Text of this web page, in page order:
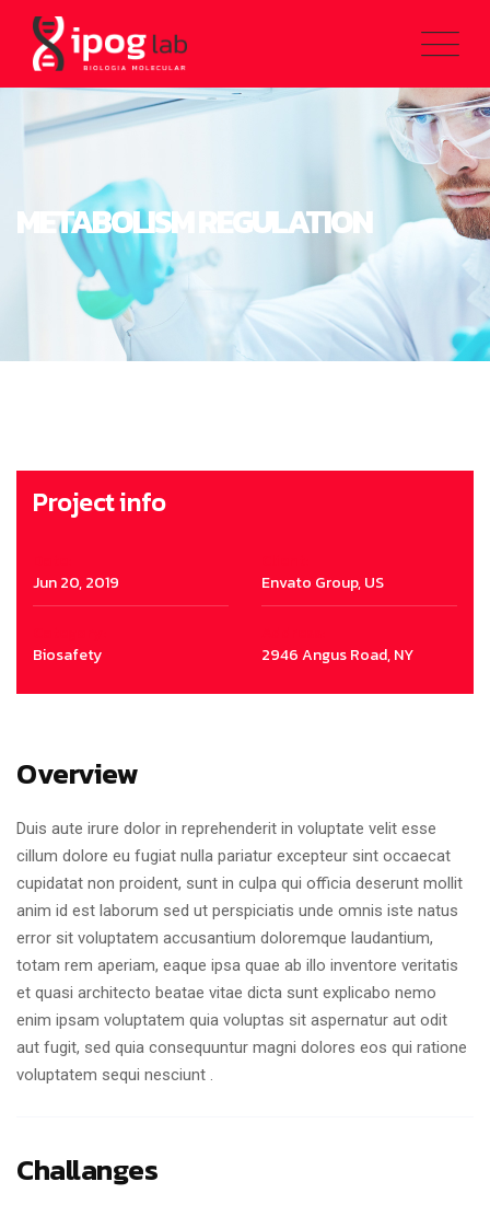
METABOLISM REGULATION
Project info
Jun 20, 2019
Envato Group, US
Biosafety
2946 Angus Road, NY
Overview
Duis aute irure dolor in reprehenderit in voluptate velit esse
cillum dolore eu fugiat nulla pariatur excepteur sint occaecat
cupidatat non proident, sunt in culpa qui officia deserunt mollit
anim id est laborum sed ut perspiciatis unde omnis iste natus
error sit voluptatem accusantium doloremque laudantium,
totam rem aperiam, eaque ipsa quae ab illo inventore veritatis
et quasi architecto beatae vitae dicta sunt explicabo nemo
enim ipsam voluptatem quia voluptas sit aspernatur aut odit
aut fugit, sed quia consequuntur magni dolores eos qui ratione
voluptatem sequi nesciunt .
Challanges